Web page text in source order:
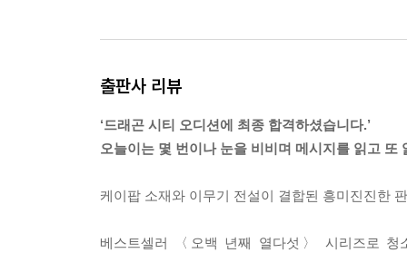
출판사 리뷰
‘드래곤 시티 오디션에 최종 합격하셨습니다.’
오늘이는 몇 번이나 눈을 비비며 메시지를 읽고 또
케이팝 소재와 이무기 전설이 결합된 흥미진진한
베스트셀러 〈오백 년째 열다섯〉 시리즈로 청